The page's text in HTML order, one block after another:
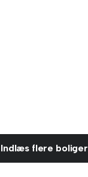
Indlæs flere boliger